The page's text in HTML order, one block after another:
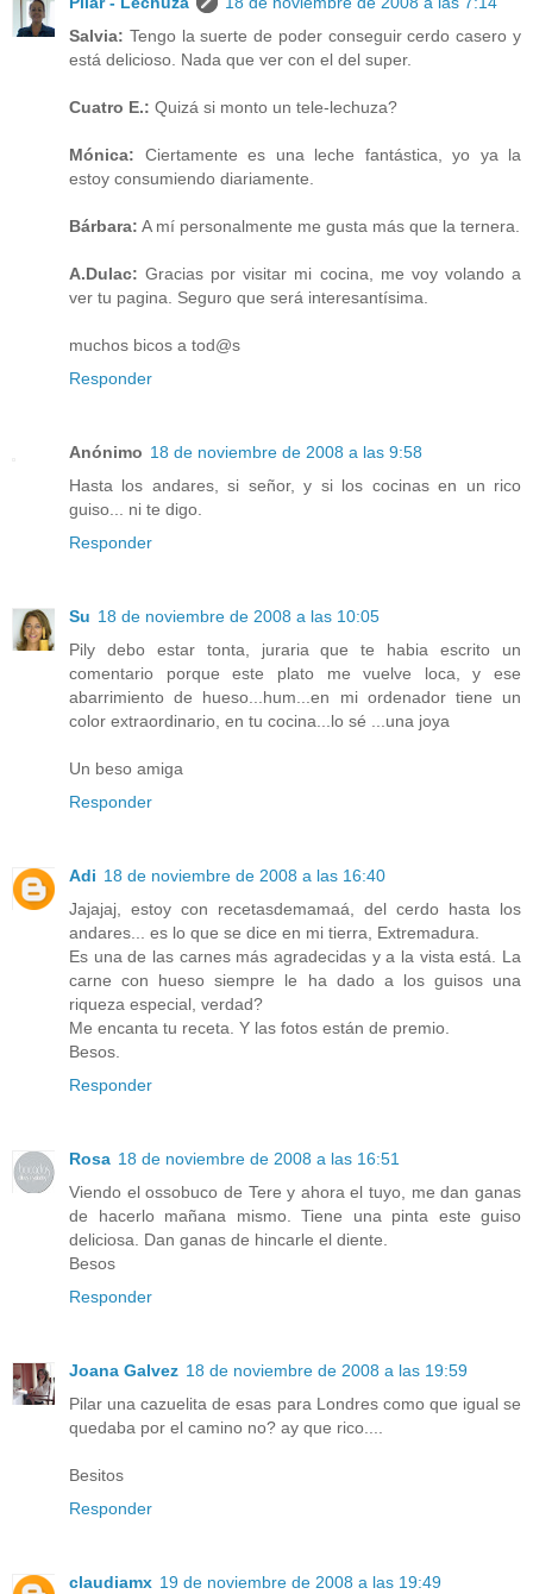
Salvia: Tengo la suerte de poder conseguir cerdo casero y
está delicioso. Nada que ver con el del super.
Cuatro E.: Quizá si monto un tele-lechuza?
Mónica: Ciertamente es una leche fantástica, yo ya la
estoy consumiendo diariamente.
Bárbara: A mí personalmente me gusta más que la ternera.
A.Dulac: Gracias por visitar mi cocina, me voy volando a
ver tu pagina. Seguro que será interesantísima.
muchos bicos a tod@s
Responder
Anónimo 18 de noviembre de 2008 a las 9:58
Hasta los andares, si señor, y si los cocinas en un rico
guiso... ni te digo.
Responder
Su 18 de noviembre de 2008 a las 10:05
Pily debo estar tonta, juraria que te habia escrito un
comentario porque este plato me vuelve loca, y ese
abarrimiento de hueso...hum...en mi ordenador tiene un
color extraordinario, en tu cocina...lo sé ...una joya
Un beso amiga
Responder
Adi 18 de noviembre de 2008 a las 16:40
Jajajaj, estoy con recetasdemamaá, del cerdo hasta los
andares... es lo que se dice en mi tierra, Extremadura.
Es una de las carnes más agradecidas y a la vista está. La
carne con hueso siempre le ha dado a los guisos una
riqueza especial, verdad?
Me encanta tu receta. Y las fotos están de premio.
Besos.
Responder
Rosa 18 de noviembre de 2008 a las 16:51
Viendo el ossobuco de Tere y ahora el tuyo, me dan ganas
de hacerlo mañana mismo. Tiene una pinta este guiso
deliciosa. Dan ganas de hincarle el diente.
Besos
Responder
Joana Galvez 18 de noviembre de 2008 a las 19:59
Pilar una cazuelita de esas para Londres como que igual se
quedaba por el camino no? ay que rico....
Besitos
Responder
claudiamx 19 de noviembre de 2008 a las 19:49